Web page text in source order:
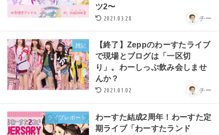
ツ2〜
2021.03.28 チー
雑記
【終了】Zeppのわーすたライブ
で現場とブログは「一区切
り」。わーしっぷ飲み会しませ
んか？
2021.01.02 チー
ライブレポート
わーすた結成2周年！わーすた定
期ライブ「わーすたランド